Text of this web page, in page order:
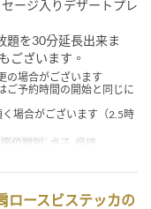
ージ入りデザートプレ
題を30分延長出来ま
ございます。
の場合がございます
ご予約時間の開始と同じに
場合がございます（2.5時
座位類別 桌子, 櫃檯
ロースビステッカの